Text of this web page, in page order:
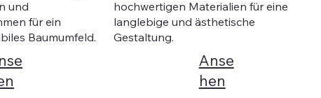
und
für ein
Baumumfeld.
hochwertigen Materialien für eine
langlebige und ästhetische
Gestaltung.
Anse
hen